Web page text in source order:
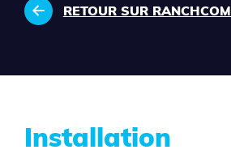
RETOUR SUR
Installation